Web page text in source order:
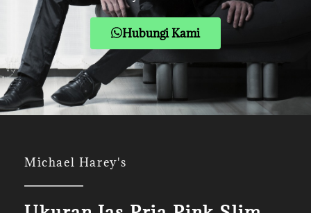
Hubungi Kami
Michael Harey's